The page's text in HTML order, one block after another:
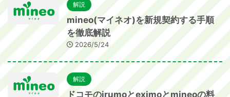
解説
mineo(マイネオ)を新規契約する手順
を徹底解説
2026/5/24
解説
ドコモのirumoとeximoとmineoの料